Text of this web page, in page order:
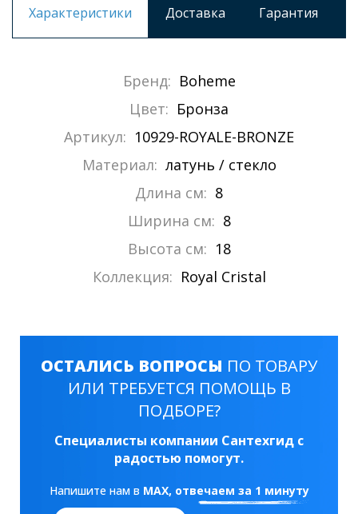
Характеристики Доставка Гарантия
Бренд: Boheme
Цвет: Бронза
Артикул: 10929-ROYALE-BRONZE
Материал: латунь / стекло
Длина см: 8
Ширина см: 8
Высота см: 18
Коллекция: Royal Cristal
ОСТАЛИСЬ ВОПРОСЫ ПО ТОВАРУ
ИЛИ ТРЕБУЕТСЯ ПОМОЩЬ В
ПОДБОРЕ?
Специалисты компании Сантехгид с
радостью помогут.
Напишите нам в MAX, отвечаем за 1 минуту